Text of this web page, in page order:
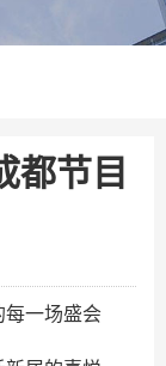
都节目
每一场盛会